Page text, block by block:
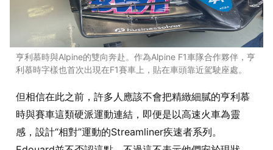
亨利慕時與Alpine的雙向奔赴。作為Alpine F1車隊合作夥伴，亨
利慕時字樣也首次出現在F1賽車上，貼在車頭靠近駕駛座處。
但相信在此之前，許多人應該不會把精緻細膩的亨利慕
時與賽車這類硬派運動連結，即便是以高速火車為靈
感，設計“相對”運動的Streamliner疾速者系列。